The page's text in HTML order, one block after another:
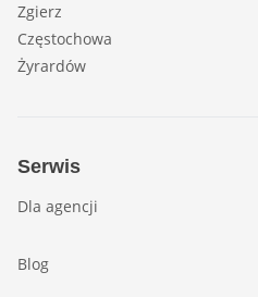
Zgierz
Częstochowa
Żyrardów
Serwis
Dla agencji
Blog